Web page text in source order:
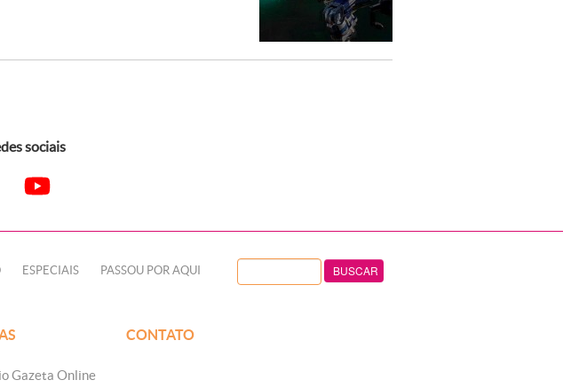
sociais
ESPECIAIS PASSOU POR AQUI
Gazeta Online
CONTATO